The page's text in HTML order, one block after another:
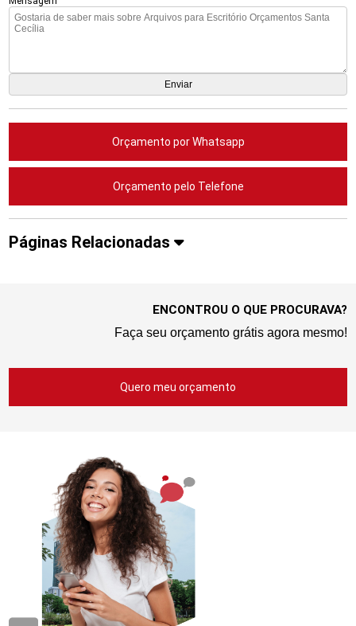
Orçamento por Whatsapp
Orçamento pelo Telefone
Páginas Relacionadas
ENCONTROU O QUE PROCURAVA?
Faça seu orçamento grátis agora mesmo!
Quero meu orçamento